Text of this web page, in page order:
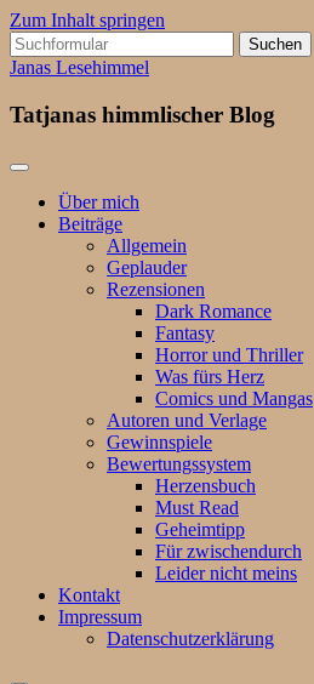
Zum Inhalt springen
Suchen
nach:
Janas Lesehimmel
Tatjanas himmlischer Blog
Über mich
Beiträge
Allgemein
Geplauder
Rezensionen
Dark Romance
Fantasy
Horror und Thriller
Was fürs Herz
Comics und Mangas
Autoren und Verlage
Gewinnspiele
Bewertungssystem
Herzensbuch
Must Read
Geheimtipp
Für zwischendurch
Leider nicht meins
Kontakt
Impressum
Datenschutzerklärung